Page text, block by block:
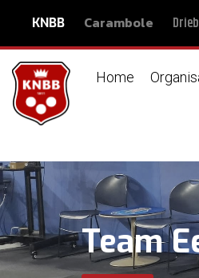
KNBB Carambole
Home
Team